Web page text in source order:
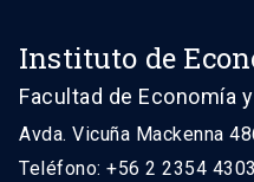
Instituto de
Facultad de Economía
Avda. Vicuña Mackenna
Teléfono: +56 2 2354 4303